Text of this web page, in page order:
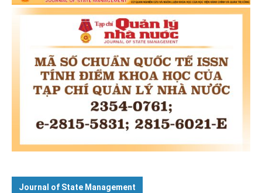
Journal of State Management